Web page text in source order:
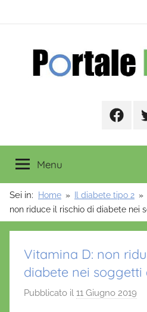
Menu
Sei in: Home Il diabete tipo 2
non riduce il rischio di diabete nei
Vitamina D: non
diabete nei soggetti
Pubblicato il 11 Giugno 2019